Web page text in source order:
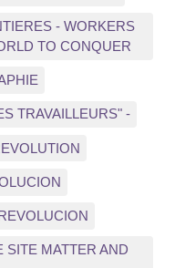
- WORKERS
TO CONQUER
TRAVAILLEURS" -
SITE MATTER AND